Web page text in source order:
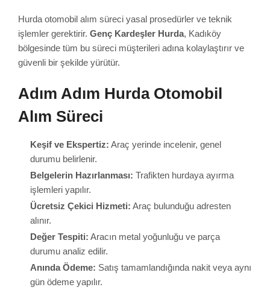
Hurda otomobil alım süreci yasal prosedürler ve teknik
işlemler gerektirir. Genç Kardeşler Hurda, Kadıköy
bölgesinde tüm bu süreci müşterileri adına kolaylaştırır ve
güvenli bir şekilde yürütür.
Adım Adım Hurda Otomobil
Alım Süreci
Keşif ve Ekspertiz: Araç yerinde incelenir, genel
durumu belirlenir.
Belgelerin Hazırlanması: Trafikten hurdaya ayırma
işlemleri yapılır.
Ücretsiz Çekici Hizmeti: Araç bulunduğu adresten
alınır.
Değer Tespiti: Aracın metal yoğunluğu ve parça
durumu analiz edilir.
Anında Ödeme: Satış tamamlandığında nakit veya aynı
gün ödeme yapılır.